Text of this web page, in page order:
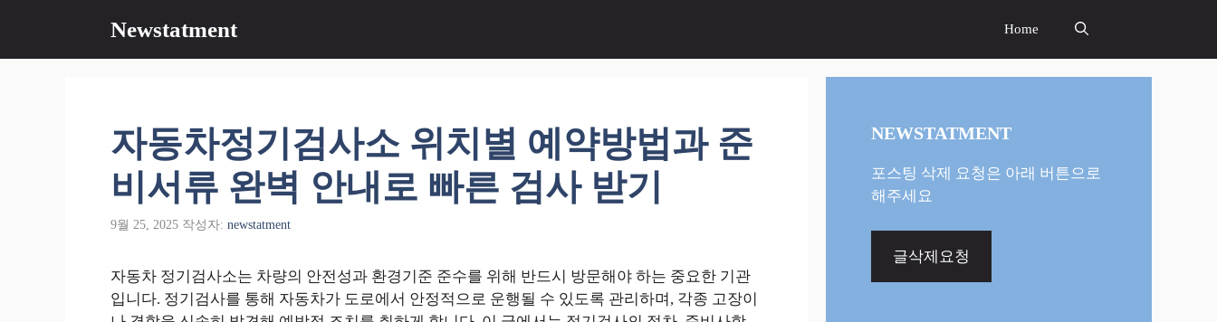
츠
Newstatment Home
자동차정기검사소 위치별 예약방법과 준
비서류 완벽 안내로 빠른 검사 받기
9월 25, 2025 작성자: newstatment
자동차 정기검사소는 차량의 안전성과 환경기준 준수를 위해 반드시 방문해야 하는 중요한 기관
입니다. 정기검사를 통해 자동차가 도로에서 안정적으로 운행될 수 있도록 관리하며, 각종 고장이
NEWSTATMENT
포스팅 삭제 요청은 아래 버튼으로
해주세요
글삭제요청